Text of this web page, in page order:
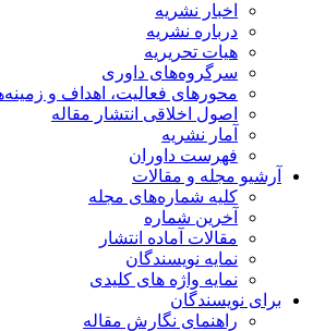
اخبار نشریه
درباره نشریه
هیات تحریریه
سرگروه‌های داوری
محورهای فعالیت، اهداف و زمینه‌ها
اصول اخلاقی انتشار مقاله
آمار نشریه
فهرست داوران
آرشیو مجله و مقالات
کلیه شماره‌های مجله
آخرین شماره
مقالات آماده انتشار
نمایه نویسندگان
نمایه واژه های کلیدی
برای نویسندگان
راهنمای نگارش مقاله